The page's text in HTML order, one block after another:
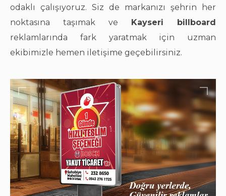
odaklı çalışıyoruz. Siz de markanızı şehrin her
noktasına taşımak ve Kayseri billboard
reklamlarında fark yaratmak için uzman
ekibimizle hemen iletişime geçebilirsiniz.